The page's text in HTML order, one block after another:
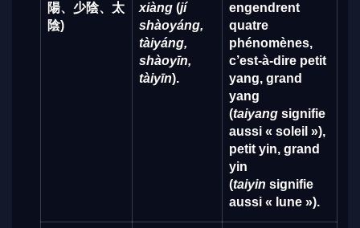
陽、少陰、太
陰)
xiàng (jí
shàoyáng,
tàiyáng,
shàoyīn,
tàiyīn).
engendrent
quatre
phénomènes,
c’est-à-dire petit
yang, grand
yang
(taiyang signifie
aussi « soleil »),
petit yin, grand
yin
(taiyin signifie
aussi « lune »).